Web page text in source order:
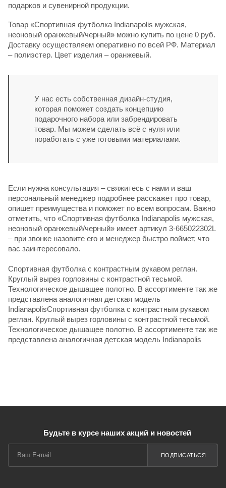
подарков и сувенирной продукции.
Товар «Спортивная футболка Indianapolis мужская,
неоновый оранжевый/черный» можно купить по цене 0 руб.
Доставку осуществляем оперативно по всей РФ. Материал
– полиэстер. Цвет изделия – оранжевый.
У нас есть собственная дизайн-студия,
которая поможет создать концепцию
подарочного набора или забрендировать
товар. Мы можем сделать всё с нуля или
поработать с уже готовыми материалами.
Если нужна консультация – свяжитесь с нами и ваш
персональный менеджер подробнее расскажет про товар,
опишет преимущества и поможет по всем вопросам. Важно
отметить, что «Спортивная футболка Indianapolis мужская,
неоновый оранжевый/черный» имеет артикул 3-665022302L
– при звонке назовите его и менеджер быстро поймет, что
вас заинтересовало.
Спортивная футболка с контрастным рукавом реглан.
Круглый вырез горловины с контрастной тесьмой.
Технологическое дышащее полотно. В ассортименте так же
представлена аналогичная детская модель
IndianapolisСпортивная футболка с контрастным рукавом
реглан. Круглый вырез горловины с контрастной тесьмой.
Технологическое дышащее полотно. В ассортименте так же
представлена аналогичная детская модель Indianapolis
Будьте в курсе наших акций и новостей
ПОДПИСАТЬСЯ